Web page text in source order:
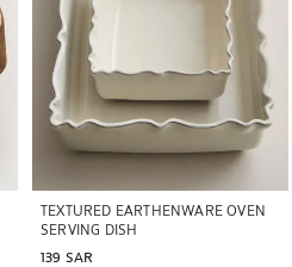
TEXTURED EARTHENWARE OVEN
SERVING DISH
139 SAR